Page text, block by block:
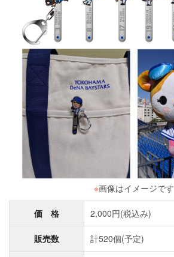
※画像はイメージです
価 格 2,000円(税込み)
販売数 計520個(予定)